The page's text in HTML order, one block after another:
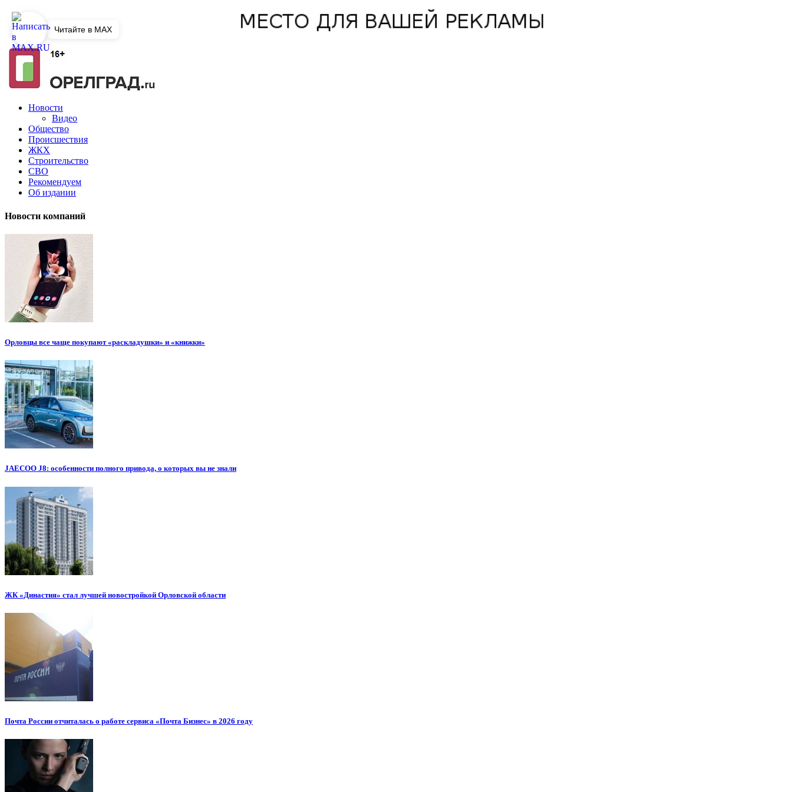
Новости
Видео
Общество
Происшествия
ЖКХ
Строительство
СВО
Рекомендуем
Об издании
Новости компаний
Орловцы все чаще покупают «раскладушки» и «книжки»
JAECOO J8: особенности полного привода, о которых вы не знали
ЖК «Династия» стал лучшей новостройкой Орловской области
Почта России отчиталась о работе сервиса «Почта Бизнес» в 2026 году
Читайте в MAX